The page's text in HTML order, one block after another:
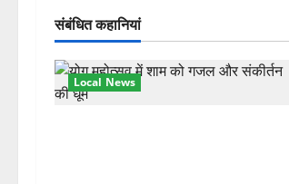
गे
श
न
संबंधित कहानियां
Local News